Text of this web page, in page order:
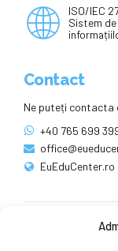
ISO/IEC
Sistem
Contact
Ne puteți contacta
+40 765 699
EuEduCenter.ro